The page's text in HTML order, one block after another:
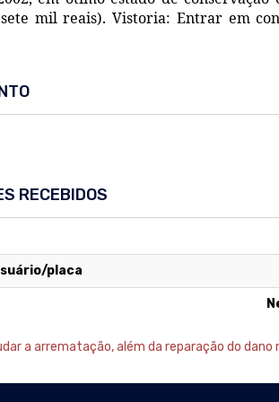
sete mil reais). Vistoria: Entrar em
RECEBIDOS
placa
a arrematação, além da reparação do